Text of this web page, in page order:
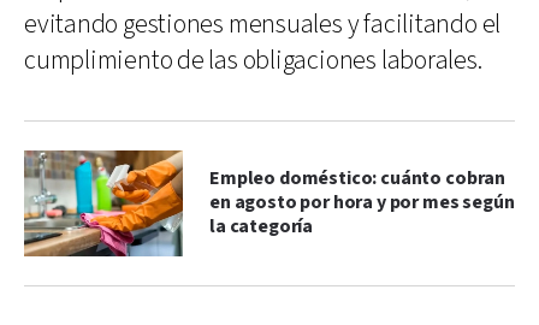
evitando gestiones mensuales y facilitando el
cumplimiento de las obligaciones laborales.
Empleo doméstico: cuánto cobran
en agosto por hora y por mes según
la categoría